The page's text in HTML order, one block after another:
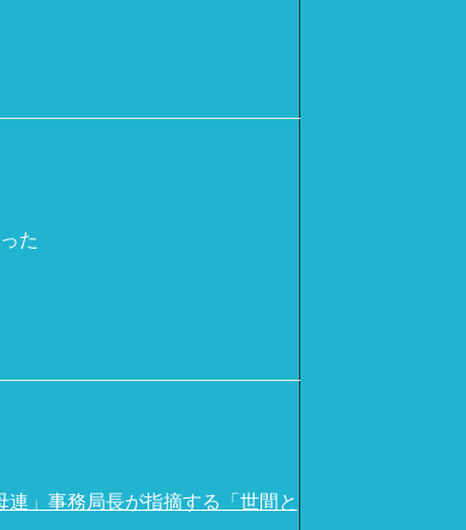
た
連」事務局長が指摘する「世間と